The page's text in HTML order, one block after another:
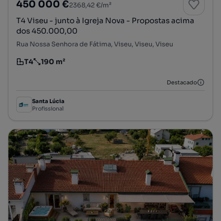
450 000 €2368,42 €/m²
T4 Viseu - junto à Igreja Nova - Propostas acima
dos 450.000,00
Rua Nossa Senhora de Fátima, Viseu, Viseu, Viseu
Tipologia
T4
Preço por metro quadrado
190 m²
Destacado
Santa Lúcia
Profissional